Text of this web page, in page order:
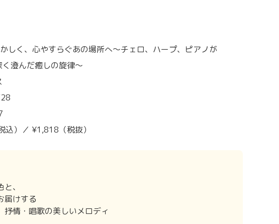
しく、心やすらぐあの場所へ～チェロ、ハープ、ピアノが
澄んだ癒しの旋律～
込）／ ¥1,818（税抜）
、
届けする
情・唱歌の美しいメロディ